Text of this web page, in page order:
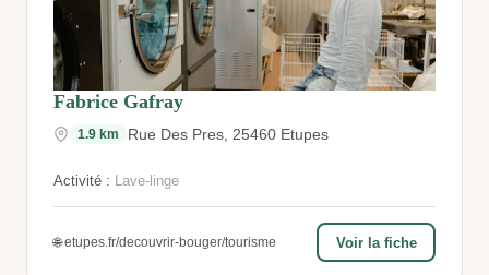
Fabrice Gafray
1.9 km Rue Des Pres, 25460 Etupes
Activité : Lave-linge
🌐 etupes.fr/decouvrir-bouger/tourisme Voir la fiche